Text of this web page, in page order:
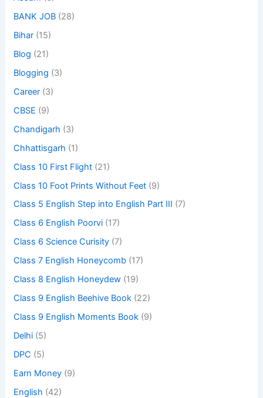
BANK JOB (28)
Bihar (15)
Blog (21)
Blogging (3)
Career (3)
CBSE (9)
Chandigarh (3)
Chhattisgarh (1)
Class 10 First Flight (21)
Class 10 Foot Prints Without Feet (9)
Class 5 English Step into English Part III (7)
Class 6 English Poorvi (17)
Class 6 Science Curisity (7)
Class 7 English Honeycomb (17)
Class 8 English Honeydew (19)
Class 9 English Beehive Book (22)
Class 9 English Moments Book (9)
Delhi (5)
DPC (5)
Earn Money (9)
English (42)